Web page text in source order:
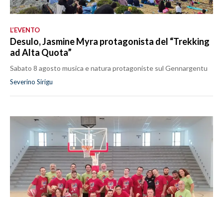
L’EVENTO
Desulo, Jasmine Myra protagonista del “Trekking
ad Alta Quota”
Sabato 8 agosto musica e natura protagoniste sul Gennargentu
Severino Sirigu